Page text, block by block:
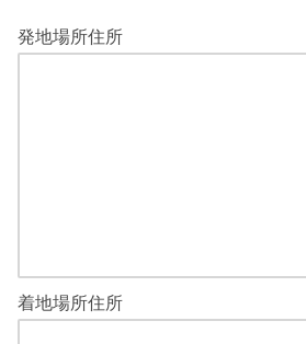
発地場所住所
着地場所住所